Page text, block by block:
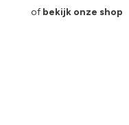
ofbekijk onze shop